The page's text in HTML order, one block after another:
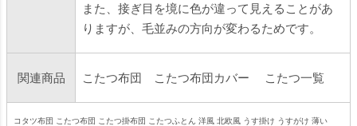
また、接ぎ目を境に色が違って見えることがあ
りますが、毛並みの方向が変わるためです。
関連商品 こたつ布団 こたつ布団カバー こたつ一覧
コタツ布団 こたつ布団 こたつ掛布団 こたつふとん 洋風 北欧風 うす掛け うすがけ 薄い